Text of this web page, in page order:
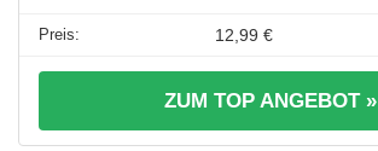
12,99 €
ZUM TOP ANGEBOT »